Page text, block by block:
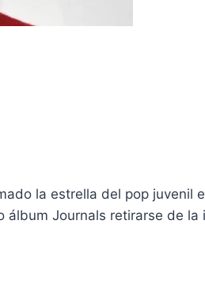
la estrella del pop
Journals retirarse de